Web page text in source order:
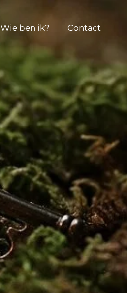
Wie ben ik? Contact